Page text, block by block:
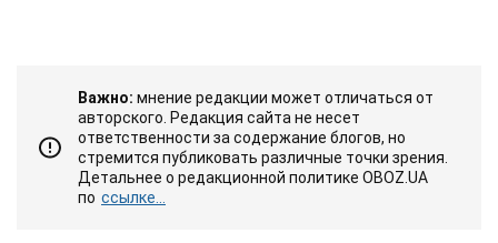
Важно: мнение редакции может отличаться от
авторского. Редакция сайта не несет
ответственности за содержание блогов, но
стремится публиковать различные точки зрения.
Детальнее о редакционной политике OBOZ.UA
по ссылке...